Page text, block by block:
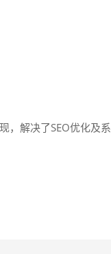
，解决了SEO优化及系